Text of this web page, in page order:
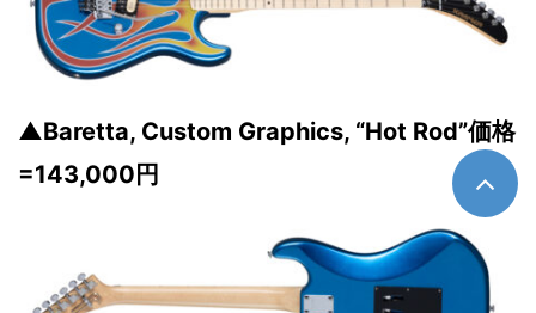
▲Baretta, Custom Graphics, “Hot Rod”価格
=143,000円